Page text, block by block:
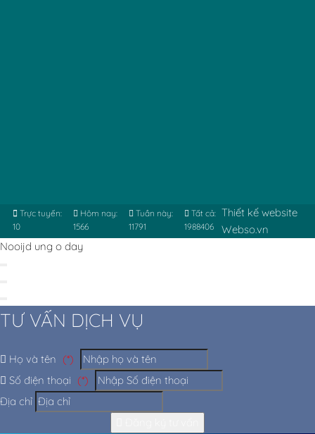
Trực tuyến:
10
Hôm nay:
1566
Tuần này:
11791
Tất cả:
1988406
Thiết kế website
Webso.vn
Nooijd ung o day
TƯ VẤN DỊCH VỤ
Họ và tên (*)
Số điện thoại (*)
Địa chỉ